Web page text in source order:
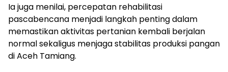
Ia juga menilai, percepatan rehabilitasi
pascabencana menjadi langkah penting dalam
memastikan aktivitas pertanian kembali berjalan
normal sekaligus menjaga stabilitas produksi pangan
di Aceh Tamiang.